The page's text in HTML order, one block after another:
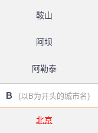
鞍山
阿坝
阿勒泰
B (以B为开头的城市名)
北京